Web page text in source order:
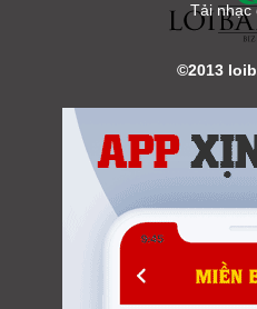
Tải nhạc
©2013